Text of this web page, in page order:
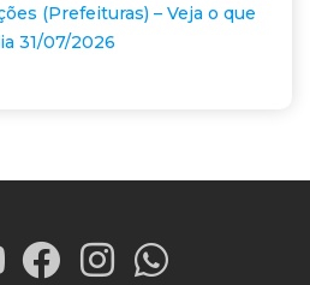
(Prefeituras) – Veja o que
31/07/2026